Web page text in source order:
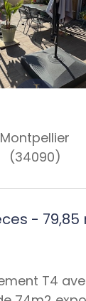
Montpellier
(34090)
- 79,85
T4